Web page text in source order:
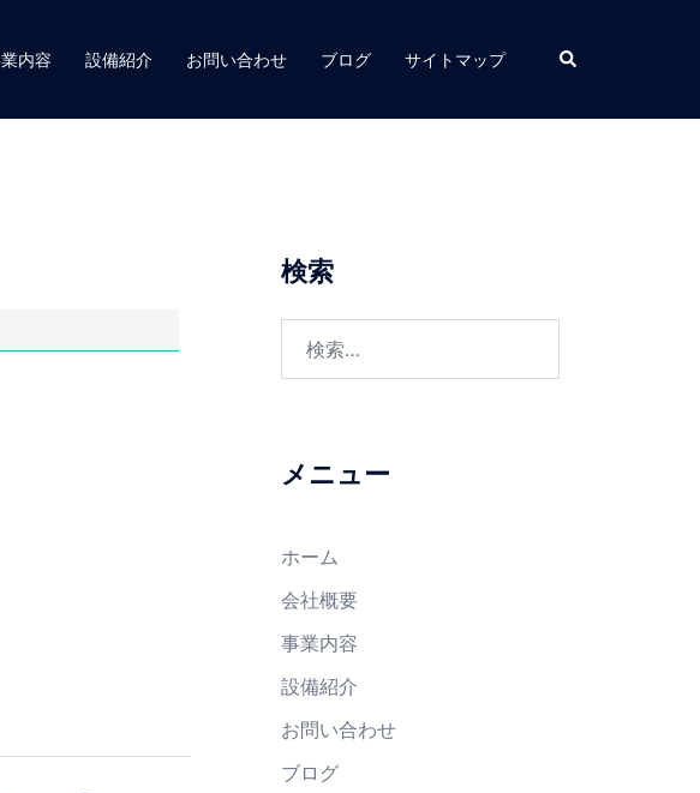
内容 設備紹介 お問い合わせ ブログ サイトマップ
検索
メニュー
ホーム
会社概要
事業内容
設備紹介
お問い合わせ
ブログ